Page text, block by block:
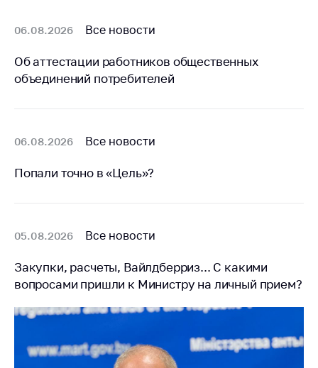
граждан и юр. лиц
Прямaя телефоннaя
линия
обращения
цен на товары
медицинские
изделия
Контакты
Адрес и режим
работы
Министра
06.08.2026 Все новости
Об аттестации работников общественных
объединений потребителей
06.08.2026 Все новости
Попали точно в «Цель»?
05.08.2026 Все новости
Закупки, расчеты, Вайлдберриз... С какими
вопросами пришли к Министру на личный прием?